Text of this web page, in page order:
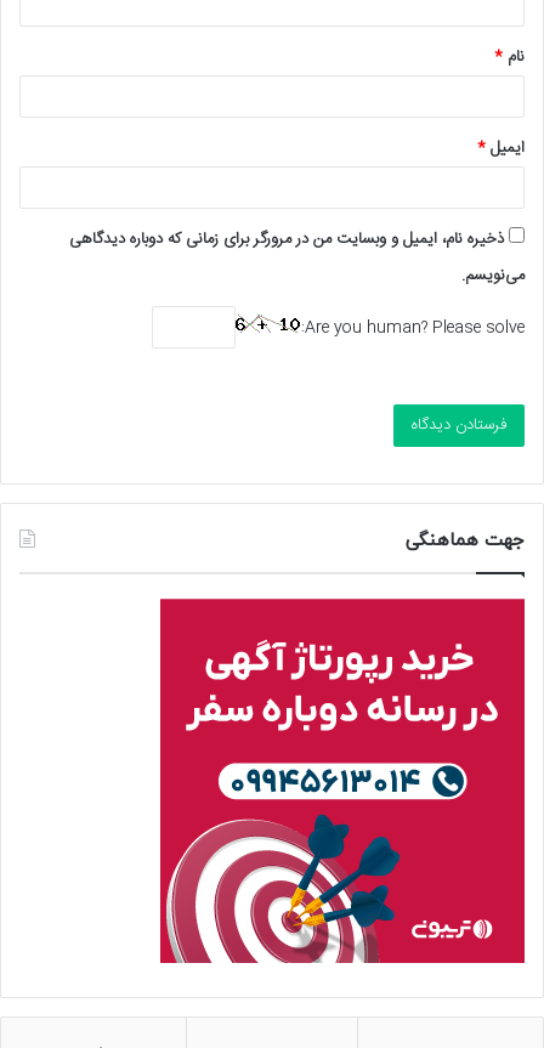
*
نام *
ایمیل*
ذخیره نام، ایمیل و وبسایت من در مرورگر برای زمانی که دوباره دیدگاهی
می‌نویسم.
Are you human? Please solve:
جهت هماهنگی